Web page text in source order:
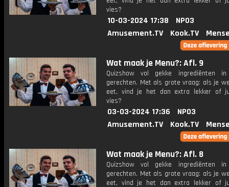
vies?
10-03-2024 17:38
NPO3
Amusement.TV
Kook.TV
Wat maak je Menu?: Afl. 9
Quizshow vol gekke ingrediënten in
gerechten. Met als grote vraag: als je
eet, vind je het dan extra lekker of
vies?
03-03-2024 17:36
NPO3
Amusement.TV
Kook.TV
Wat maak je Menu?: Afl. 8
Quizshow vol gekke ingrediënten in
gerechten. Met als grote vraag: als je
eet, vind je het dan extra lekker of